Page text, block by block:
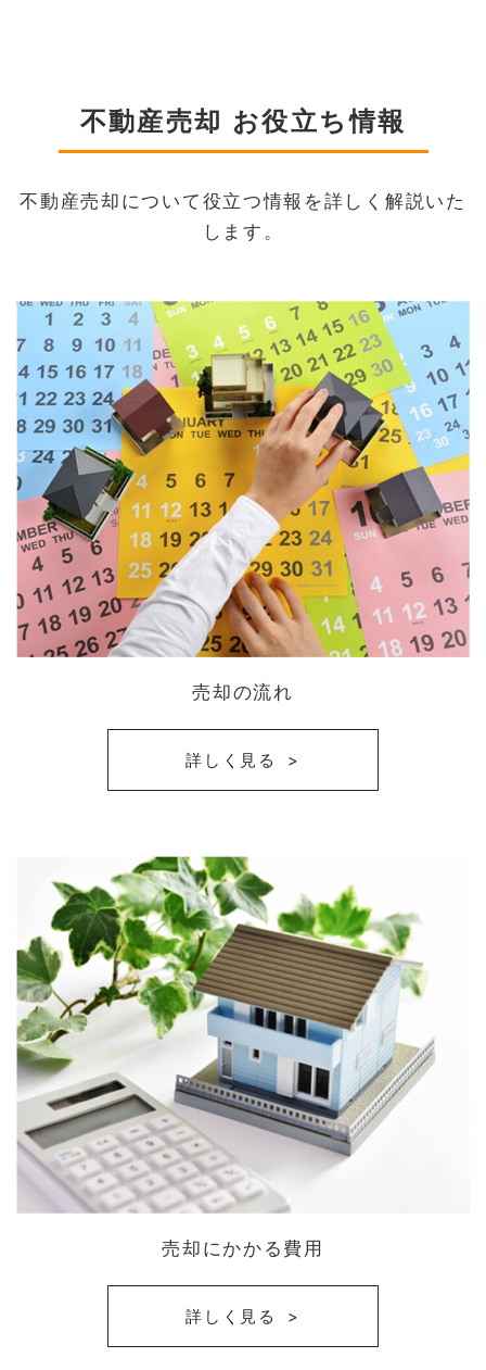
不動産売却 お役立ち情報
不動産売却について役立つ情報を詳しく解説いた
します。
売却の流れ
詳しく見る
売却にかかる費用
詳しく見る